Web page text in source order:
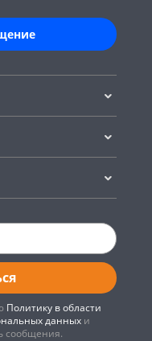
Политику в области
данныхи
сообщения.